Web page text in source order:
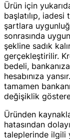
Ürün için
başlatılıp, iadesi
şartlara
sonrasında
şekline sadık
gerçekleştirilir.
bedeli,
hesabınıza
tamamen
değişiklik
Üründen
hatasından
taleplerinde ilgili